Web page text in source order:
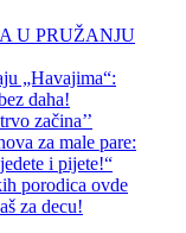
U PRUŽANJU
„Havajima“:
daha!
začina’’
za male pare:
i pijete!“
porodica ovde
za decu!